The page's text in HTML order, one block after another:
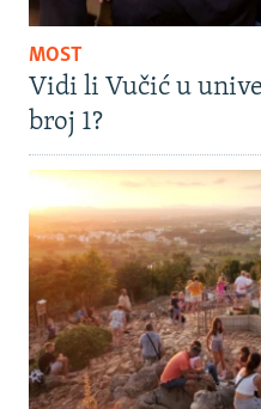
MOST
Vidi li Vučić u
broj 1?